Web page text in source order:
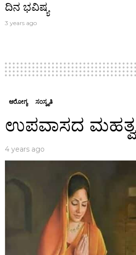
ದಿನ ಭವಿಷ್ಯ
3 years ago
ಆರೋಗ್ಯ ಸಂಸ್ಕೃತಿ
ಉಪವಾಸದ ಮಹತ್ವ
4 years ago